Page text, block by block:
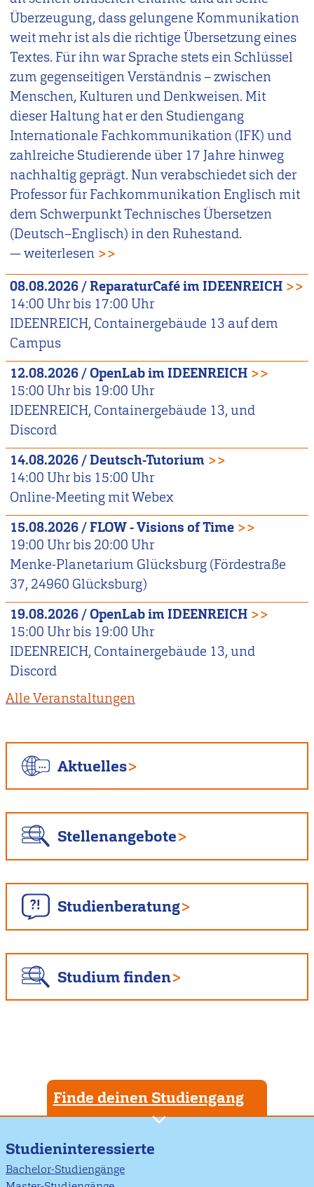
Überzeugung, dass gelungene Kommunikation
weit mehr ist als die richtige Übersetzung eines
Textes. Für ihn war Sprache stets ein Schlüssel
zum gegenseitigen Verständnis – zwischen
Menschen, Kulturen und Denkweisen. Mit
dieser Haltung hat er den Studiengang
Internationale Fachkommunikation (IFK) und
zahlreiche Studierende über 17 Jahre hinweg
nachhaltig geprägt. Nun verabschiedet sich der
Professor für Fachkommunikation Englisch mit
dem Schwerpunkt Technisches Übersetzen
(Deutsch–Englisch) in den Ruhestand.
— weiterlesen >>
08.08.2026/ReparaturCafé im IDEENREICH >>
14:00 Uhr bis 17:00 Uhr
IDEENREICH, Containergebäude 13 auf dem
Campus
12.08.2026/OpenLab im IDEENREICH >>
15:00 Uhr bis 19:00 Uhr
IDEENREICH, Containergebäude 13, und
Discord
14.08.2026/Deutsch-Tutorium >>
14:00 Uhr bis 15:00 Uhr
Online-Meeting mit Webex
15.08.2026/FLOW - Visions of Time >>
19:00 Uhr bis20:00 Uhr
Menke-Planetarium Glücksburg (Fördestraße
37, 24960 Glücksburg)
19.08.2026/OpenLab im IDEENREICH >>
15:00 Uhr bis 19:00 Uhr
IDEENREICH, Containergebäude 13, und
Discord
Alle Veranstaltungen
Aktuelles
Stellenangebote
Studienberatung
Studium finden
Finde deinen Studiengang
Studieninteressierte
Bachelor-Studiengänge